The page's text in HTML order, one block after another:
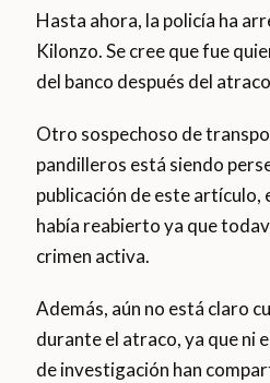
Hasta ahora, la policía ha
Kilonzo. Se cree que fue
del banco después del
Otro sospechoso de
pandilleros está siendo
publicación de este artículo,
había reabierto ya que
crimen activa.
Además, aún no está claro
durante el atraco, ya que ni
de investigación han